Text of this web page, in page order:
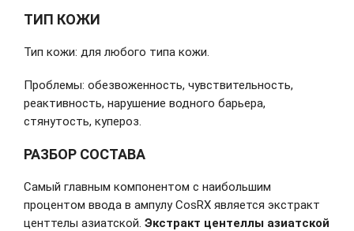
ТИП КОЖИ
Тип кожи: для любого типа кожи.
Проблемы: обезвоженность, чувствительность,
реактивность, нарушение водного барьера,
стянутость, купероз.
РАЗБОР СОСТАВА
Самый главным компонентом с наибольшим
процентом ввода в ампулу CosRX является экстракт
центтелы азиатской. Экстракт центеллы азиатской